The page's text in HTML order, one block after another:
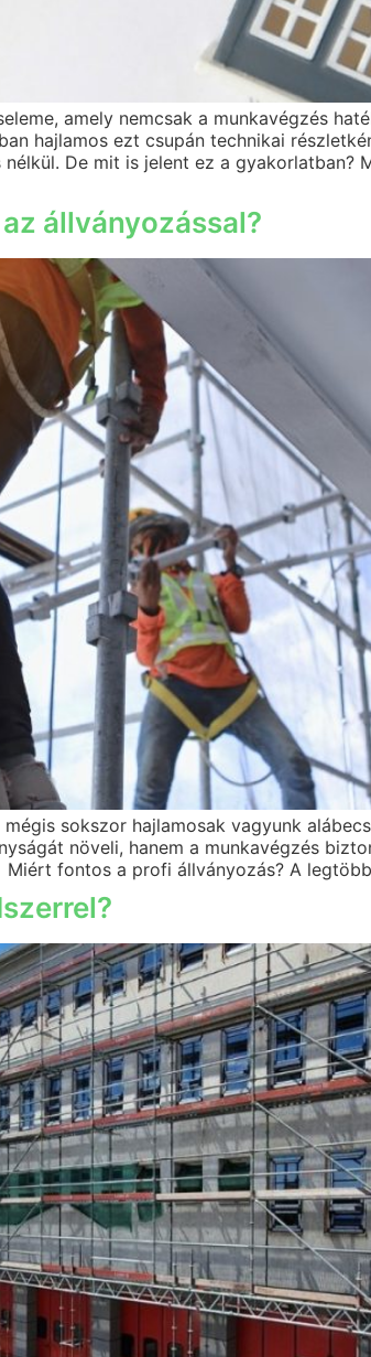
amely nemcsak a munkavégzés
hajlamos ezt csupán technikai
De mit is jelent ez a gyakorlatban?
állványozással?
sokszor hajlamosak vagyunk
növeli, hanem a munkavégzés
fontos a profi állványozás? A